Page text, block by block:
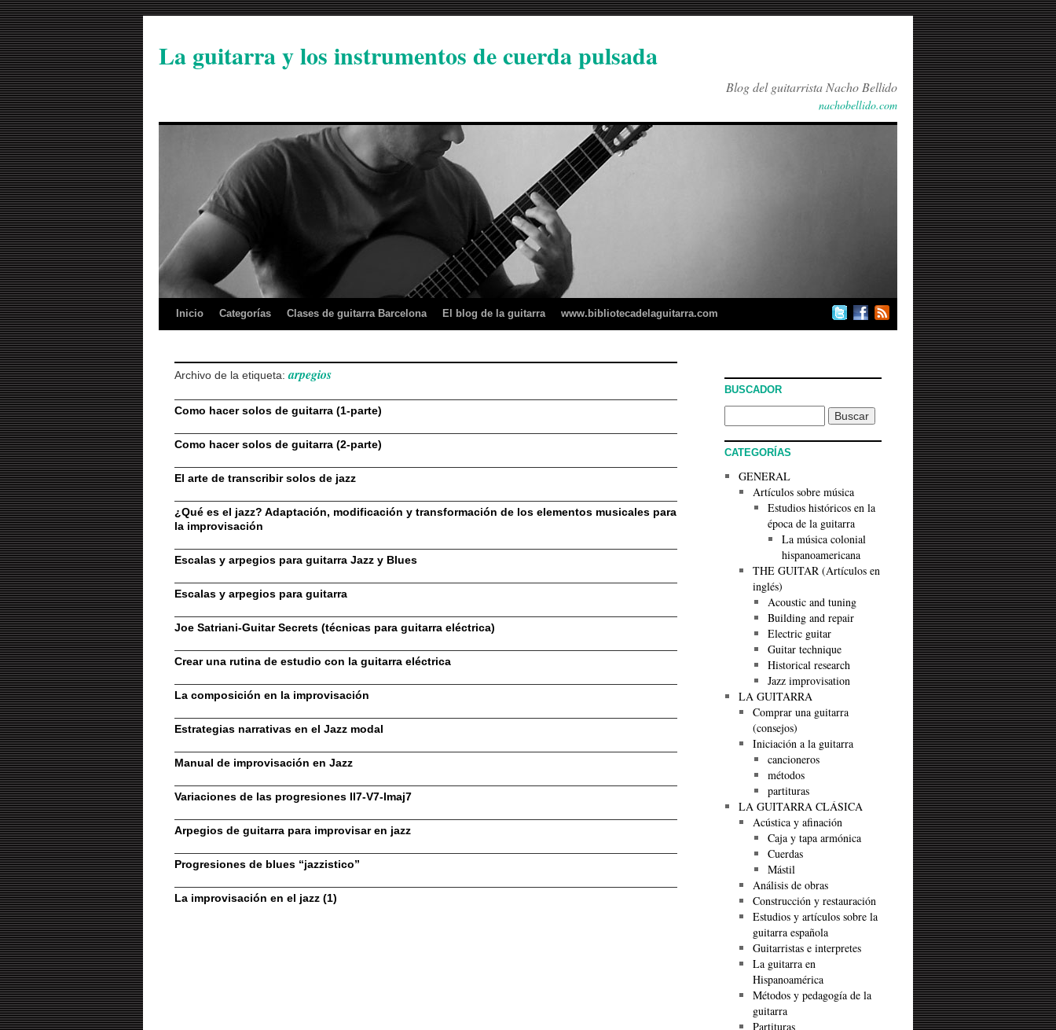
La guitarra y los instrumentos de cuerda pulsada
Blog del guitarrista Nacho Bellido
nachobellido.com
Inicio Categorías Clases de guitarra Barcelona El blog de la guitarra www.bibliotecadelaguitarra.com
Archivo de la etiqueta:arpegios
Como hacer solos de guitarra (1-parte)
Como hacer solos de guitarra (2-parte)
El arte de transcribir solos de jazz
¿Qué es el jazz? Adaptación, modificación y transformación de los elementos musicales para
la improvisación
Escalas y arpegios para guitarra Jazz y Blues
Escalas y arpegios para guitarra
Joe Satriani-Guitar Secrets (técnicas para guitarra eléctrica)
Crear una rutina de estudio con la guitarra eléctrica
La composición en la improvisación
Estrategias narrativas en el Jazz modal
Manual de improvisación en Jazz
Variaciones de las progresiones II7-V7-Imaj7
Arpegios de guitarra para improvisar en jazz
Progresiones de blues “jazzistico”
La improvisación en el jazz (1)
BUSCADOR
CATEGORÍAS
GENERAL
Artículos sobre música
Estudios históricos en la
época de la guitarra
La música colonial
hispanoamericana
THE GUITAR (Artículos en
inglés)
Acoustic and tuning
Building and repair
Electric guitar
Guitar technique
Historical research
Jazz improvisation
LA GUITARRA
Comprar una guitarra
(consejos)
Iniciación a la guitarra
cancioneros
métodos
partituras
LA GUITARRA CLÁSICA
Acústica y afinación
Caja y tapa armónica
Cuerdas
Mástil
Análisis de obras
Construcción y restauración
Estudios y artículos sobre la
guitarra española
Guitarristas e interpretes
La guitarra en
Hispanoamérica
Métodos y pedagogía de la
guitarra
Partituras